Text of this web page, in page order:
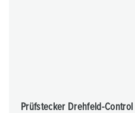
Prüfstecker Drehfeld-Control